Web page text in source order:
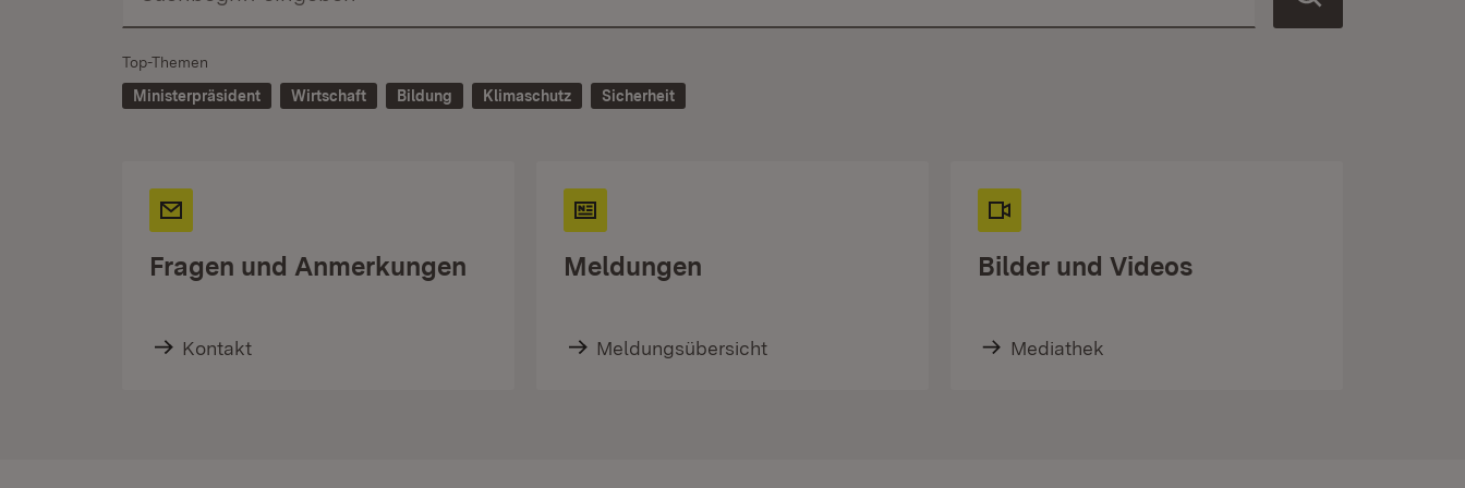
Top-Themen
Ministerpräsident
Wirtschaft Bildung Klimaschutz Sicherheit
Fragen und Anmerkungen
Kontakt
Meldungen
Meldungsübersicht
Bilder und Videos
Mediathek